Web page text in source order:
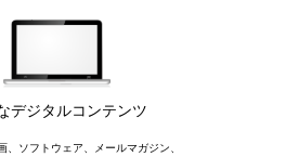
デジタルコンテンツ
、ソフトウェア、メールマガジン、